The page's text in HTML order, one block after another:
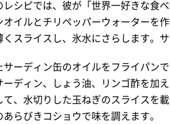
レシピでは、彼が「世界一好きな食
オイルとチリペッパーウォーターを
くスライスし、氷水にさらします。
サーディン缶のオイルをフライパン
ーディン、しょう油、リンゴ酢を加
て、水切りした玉ねぎのスライスを
らびきコショウで味を調えます。